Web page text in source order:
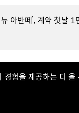
아반떼’, 계약 첫날 1
경험을 제공하는 디 올